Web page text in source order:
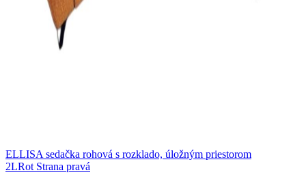
ELLISA sedačka rohová s rozklado, úložným priestorom
2LRot Strana pravá